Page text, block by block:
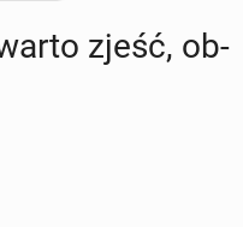
zjeść, ob­